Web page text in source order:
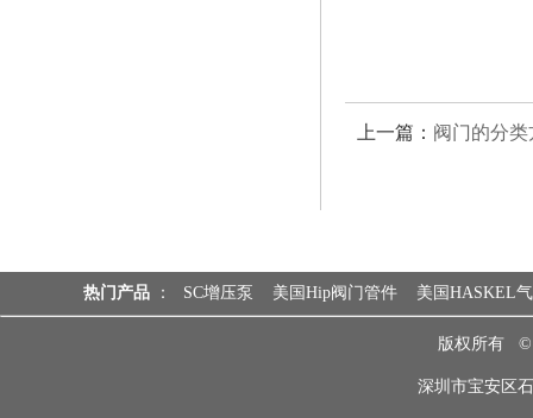
上一篇： 阀门的分
热门产品 ： SC增压泵 美国Hip阀门管件 美国HASKEL
版权所有
深圳市宝安区